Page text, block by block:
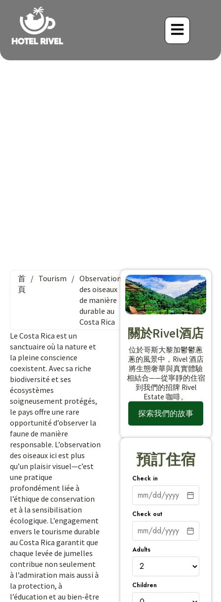
首
頁
/ Tourism / Observation
des oiseaux
de manière
durable au
Costa Rica
Le Costa Rica est un
sanctuaire où la nature et
la pleine conscience
coexistent. Avec sa riche
biodiversité et ses
écosystèmes
soigneusement protégés,
le pays offre une rare
opportunité d’observer la
faune de manière
responsable. L’observation
des oiseaux ici est plus
qu’un plaisir visuel—c’est
une pratique
profondément liée à
l’éthique de conservation
et à la sensibilisation
écologique. L’engagement
envers le tourisme durable
au Costa Rica garantit que
chaque levée de jumelles
contribue non seulement
à l’admiration mais aussi à
la protection, à
l’éducation et au bien-être
關於Rivel酒店
位於哥斯大黎加鬱鬱蔥
蔥的風景中，Rivel 酒店
將生態奢華與真實體驗
相結合——從寧靜的住宿
到我們的招牌 Rivel
Estate 咖啡。
探索我們的故事
預訂住宿
Check in
Check out
Adults
Children